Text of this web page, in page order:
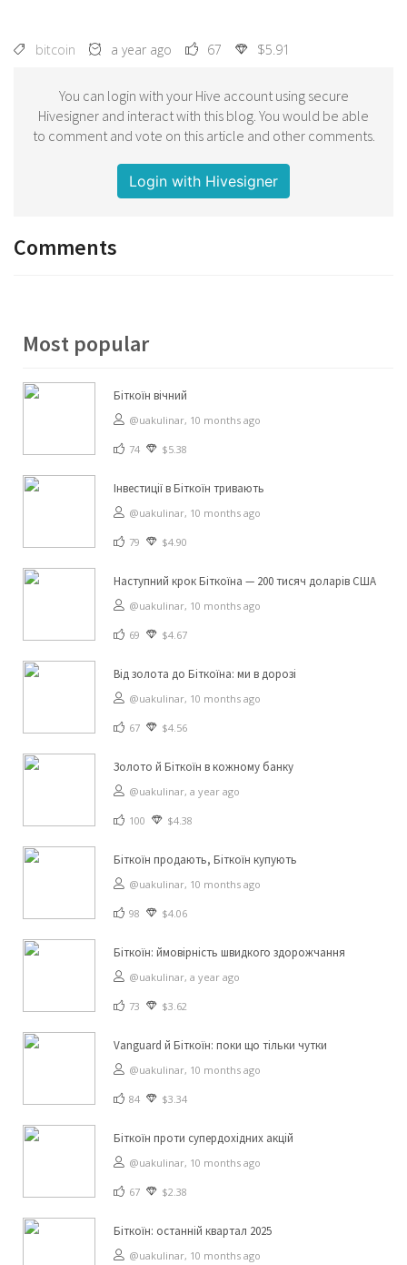
bitcoin a year ago 67 $5.91
You can login with your Hive account using secure
Hivesigner and interact with this blog. You would be able
to comment and vote on this article and other comments.
Login with Hivesigner
Comments
Most popular
Біткоїн вічний
@uakulinar, 10 months ago
74 $5.38
Інвестиції в Біткоїн тривають
@uakulinar, 10 months ago
79 $4.90
Наступний крок Біткоїна — 200 тисяч доларів США
@uakulinar, 10 months ago
69 $4.67
Від золота до Біткоїна: ми в дорозі
@uakulinar, 10 months ago
67 $4.56
Золото й Біткоїн в кожному банку
@uakulinar, a year ago
100 $4.38
Біткоїн продають, Біткоїн купують
@uakulinar, 10 months ago
98 $4.06
Біткоїн: ймовірність швидкого здорожчання
@uakulinar, a year ago
73 $3.62
Vanguard й Біткоїн: поки що тільки чутки
@uakulinar, 10 months ago
84 $3.34
Біткоїн проти супердохідних акцій
@uakulinar, 10 months ago
67 $2.38
Біткоїн: останній квартал 2025
@uakulinar, 10 months ago